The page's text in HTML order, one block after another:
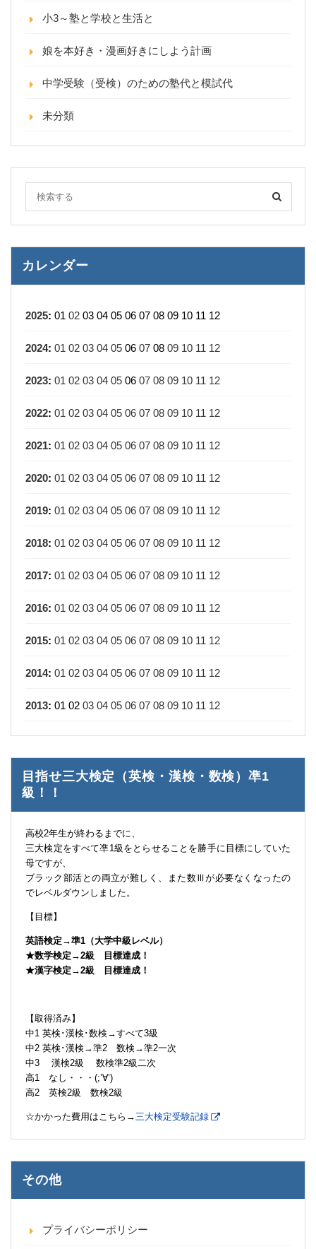
小3～塾と学校と生活と
娘を本好き・漫画好きにしよう計画
中学受験（受検）のための塾代と模試代
未分類
カレンダー
2025: 01 02 03 04 05 06 07 08 09 10 11 12
2024: 01 02 03 04 05 06 07 08 09 10 11 12
2023: 01 02 03 04 05 06 07 08 09 10 11 12
2022: 01 02 03 04 05 06 07 08 09 10 11 12
2021: 01 02 03 04 05 06 07 08 09 10 11 12
2020: 01 02 03 04 05 06 07 08 09 10 11 12
2019: 01 02 03 04 05 06 07 08 09 10 11 12
2018: 01 02 03 04 05 06 07 08 09 10 11 12
2017: 01 02 03 04 05 06 07 08 09 10 11 12
2016: 01 02 03 04 05 06 07 08 09 10 11 12
2015: 01 02 03 04 05 06 07 08 09 10 11 12
2014: 01 02 03 04 05 06 07 08 09 10 11 12
2013: 01 02 03 04 05 06 07 08 09 10 11 12
目指せ三大検定（英検・漢検・数検）凖1
級！！
高校2年生が終わるまでに、
三大検定をすべて凖1級をとらせることを勝手に目標にしていた
母ですが、
ブラック部活との両立が難しく、また数Ⅲが必要なくなったの
でレベルダウンしました。
【目標】
英語検定→準1（大学中級レベル）
★数学検定→2級 目標達成！
★漢字検定→2級 目標達成！
【取得済み】
中1 英検･漢検･数検→すべて3級
中2 英検･漢検→準2 数検→準2一次
中3 漢検2級 数検準2級二次
高1 なし・・・(;’∀’)
高2 英検2級 数検2級
☆かかった費用はこちら→ 三大検定受験記録
その他
プライバシーポリシー